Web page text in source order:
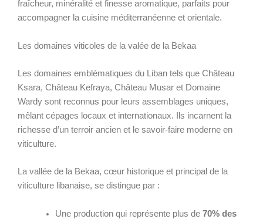
fraîcheur, minéralité et finesse aromatique, parfaits pour
accompagner la cuisine méditerranéenne et orientale.
Les domaines viticoles de la valée de la Bekaa
Les domaines emblématiques du Liban tels que Château
Ksara, Château Kefraya, Château Musar et Domaine
Wardy sont reconnus pour leurs assemblages uniques,
mêlant cépages locaux et internationaux. Ils incarnent la
richesse d’un terroir ancien et le savoir-faire moderne en
viticulture.
La vallée de la Bekaa, cœur historique et principal de la
viticulture libanaise, se distingue par :
Une production qui représente plus de 70% des